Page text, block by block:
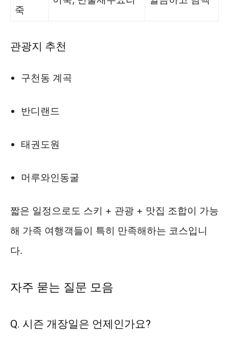
죽
관광지 추천
구천동 계곡
반디랜드
태권도원
머루와인동굴
짧은 일정으로도 스키 + 관광 + 맛집 조합이 가능
해 가족 여행객들이 특히 만족해하는 코스입니
다.
자주 묻는 질문 모음
Q. 시즌 개장일은 언제인가요?